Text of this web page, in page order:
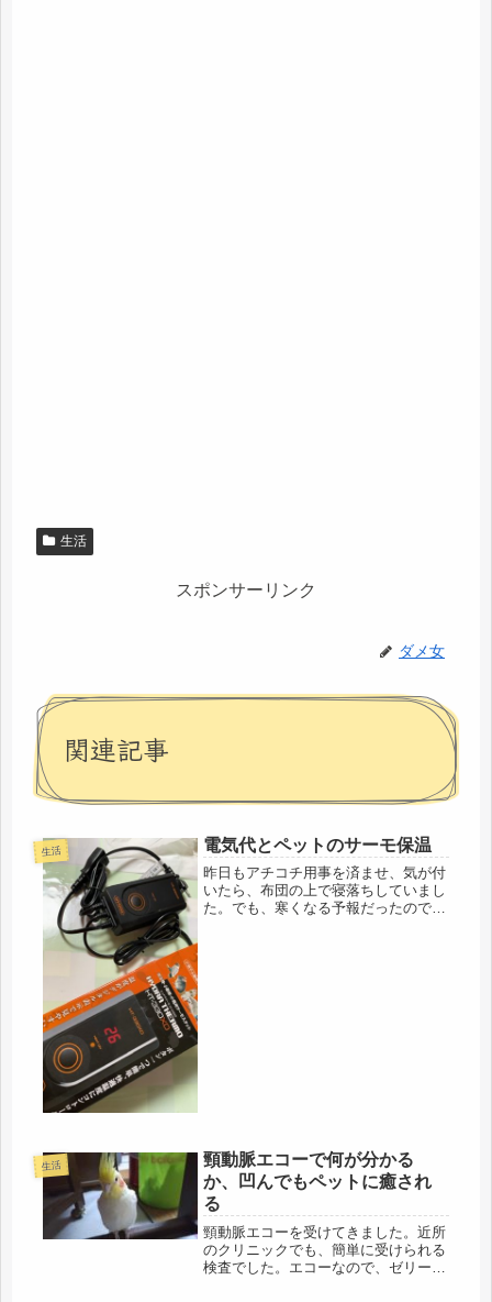
生活
スポンサーリンク
ダメ女
関連記事
生活 電気代とペットのサーモ保温
昨日もアチコチ用事を済ませ、気が付
いたら、布団の上で寝落ちしていまし
た。でも、寒くなる予報だったので、
生活
頸動脈エコーで何が分かる
か、凹んでもペットに癒され
る
頸動脈エコーを受けてきました。近所
のクリニックでも、簡単に受けられる
検査でした。エコーなので、ゼリーを